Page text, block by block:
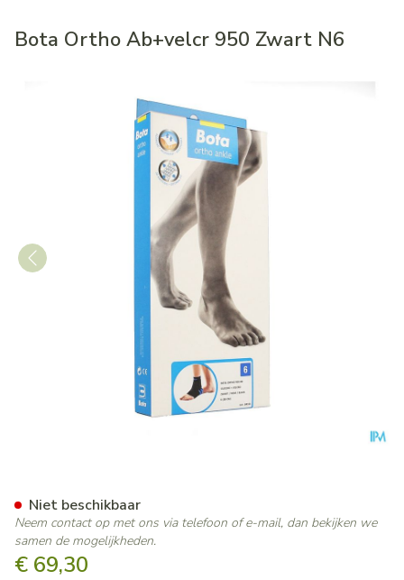
Bota Ortho Ab+velcr 950 Zwart N6
€ 69,30
Niet beschikbaar
Neem contact op met ons via telefoon of e-mail, dan bekijken we
samen de mogelijkheden.